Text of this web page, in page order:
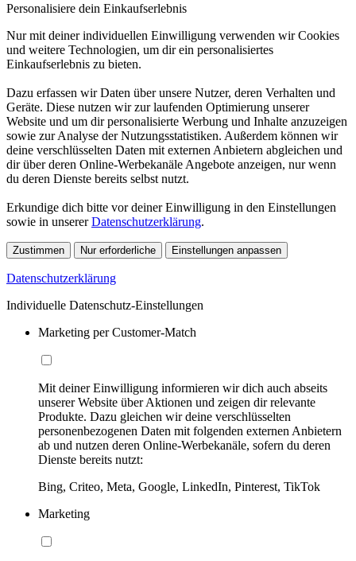
Personalisiere dein Einkaufserlebnis
Nur mit deiner individuellen Einwilligung verwenden wir Cookies
und weitere Technologien, um dir ein personalisiertes
Einkaufserlebnis zu bieten.
Dazu erfassen wir Daten über unsere Nutzer, deren Verhalten und
Geräte. Diese nutzen wir zur laufenden Optimierung unserer
Website und um dir personalisierte Werbung und Inhalte anzuzeigen
sowie zur Analyse der Nutzungsstatistiken. Außerdem können wir
deine verschlüsselten Daten mit externen Anbietern abgleichen und
dir über deren Online-Werbekanäle Angebote anzeigen, nur wenn
du deren Dienste bereits selbst nutzt.
Erkundige dich bitte vor deiner Einwilligung in den Einstellungen
sowie in unsererDatenschutzerklärung.
Zustimmen Nur erforderliche Einstellungen anpassen
Datenschutzerklärung
Individuelle Datenschutz-Einstellungen
Marketing per Customer-Match
Mit deiner Einwilligung informieren wir dich auch abseits
unserer Website über Aktionen und zeigen dir relevante
Produkte. Dazu gleichen wir deine verschlüsselten
personenbezogenen Daten mit folgenden externen Anbietern
ab und nutzen deren Online-Werbekanäle, sofern du deren
Dienste bereits nutzt:
Bing, Criteo, Meta, Google, LinkedIn, Pinterest, TikTok
Marketing